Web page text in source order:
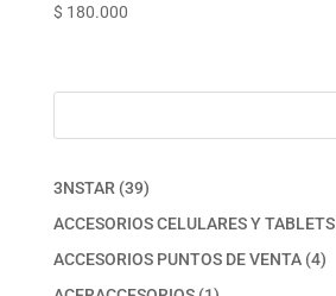
$ 180.000
3NSTAR 3939
productos
ACCESORIOS CELULARES Y TABLETS
ACCESORIOS PUNTOS DE VENTA 44